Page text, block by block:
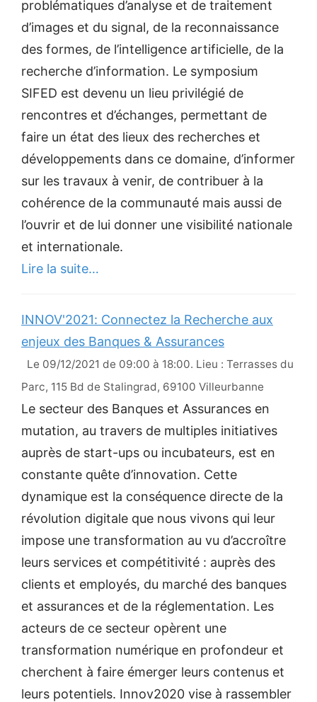
problématiques d’analyse et de traitement
d’images et du signal, de la reconnaissance
des formes, de l’intelligence artificielle, de la
recherche d’information. Le symposium
SIFED est devenu un lieu privilégié de
rencontres et d’échanges, permettant de
faire un état des lieux des recherches et
développements dans ce domaine, d’informer
sur les travaux à venir, de contribuer à la
cohérence de la communauté mais aussi de
l’ouvrir et de lui donner une visibilité nationale
et internationale.
Lire la suite…
INNOV'2021: Connectez la Recherche aux
enjeux des Banques & Assurances
Le 09/12/2021 de 09:00 à 18:00. Lieu : Terrasses du
Parc, 115 Bd de Stalingrad, 69100 Villeurbanne
Le secteur des Banques et Assurances en
mutation, au travers de multiples initiatives
auprès de start-ups ou incubateurs, est en
constante quête d’innovation. Cette
dynamique est la conséquence directe de la
révolution digitale que nous vivons qui leur
impose une transformation au vu d’accroître
leurs services et compétitivité : auprès des
clients et employés, du marché des banques
et assurances et de la réglementation. Les
acteurs de ce secteur opèrent une
transformation numérique en profondeur et
cherchent à faire émerger leurs contenus et
leurs potentiels. Innov2020 vise à rassembler